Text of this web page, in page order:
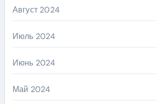
Август 2024
Июль 2024
Июнь 2024
Май 2024